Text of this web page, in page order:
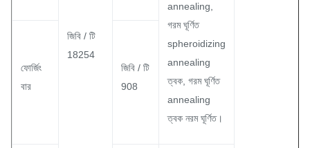
জিবি / টি
18254
annealing,
গরম ঘূর্ণিত
spheroidizing
annealing
ত্বক, গরম ঘূর্ণিত
annealing
ত্বক নরম ঘূর্ণিত।
ফোর্জিং
বার
জিবি / টি
908